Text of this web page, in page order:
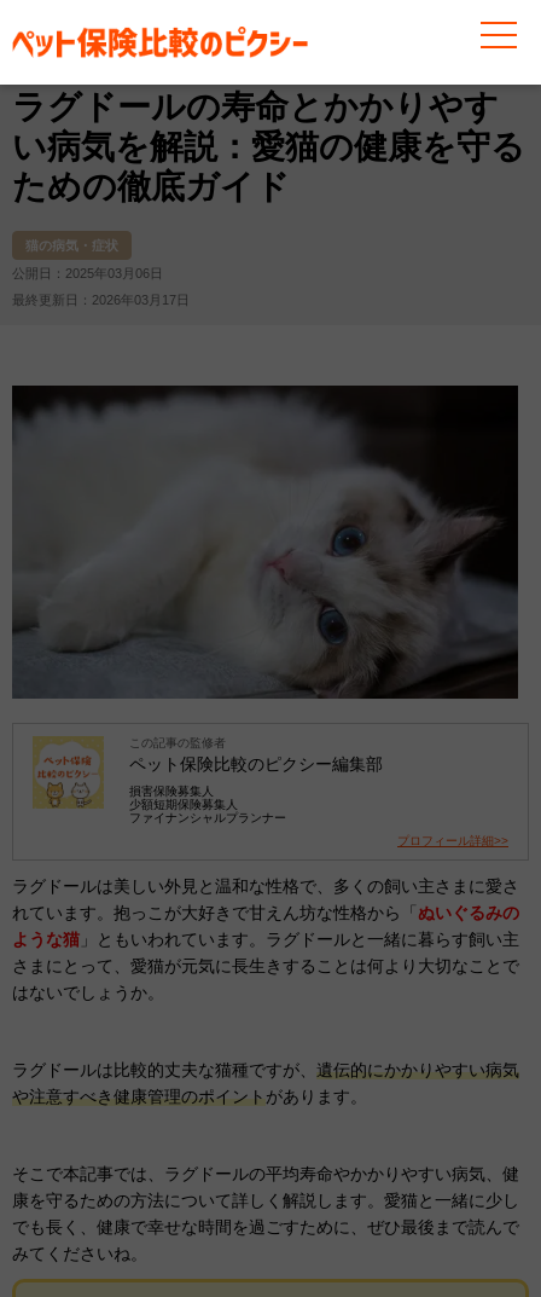
お役立ち情報 猫 猫の病気・症状 ラグドールの寿
ラグドールの寿命とかかりやす
い病気を解説：愛猫の健康を守る
ための徹底ガイド
猫の病気・症状
公開日：2025年03月06日
最終更新日：2026年03月17日
この記事の監修者
ペット保険比較のピクシー編集部
損害保険募集人
少額短期保険募集人
ファイナンシャルプランナー
プロフィール詳細>>
ラグドールは美しい外見と温和な性格で、多くの飼い主さまに愛さ
れています。抱っこが大好きで甘えん坊な性格から「 ぬいぐるみの
ような猫 」ともいわれています。ラグドールと一緒に暮らす飼い主
さまにとって、愛猫が元気に長生きすることは何より大切なことで
はないでしょうか。
ラグドールは比較的丈夫な猫種ですが、 遺伝的にかかりやすい病気
や注意すべき健康管理のポイントがあります。
そこで本記事では、ラグドールの平均寿命やかかりやすい病気、健
康を守るための方法について詳しく解説します。愛猫と一緒に少し
でも長く、健康で幸せな時間を過ごすために、ぜひ最後まで読んで
みてくださいね。